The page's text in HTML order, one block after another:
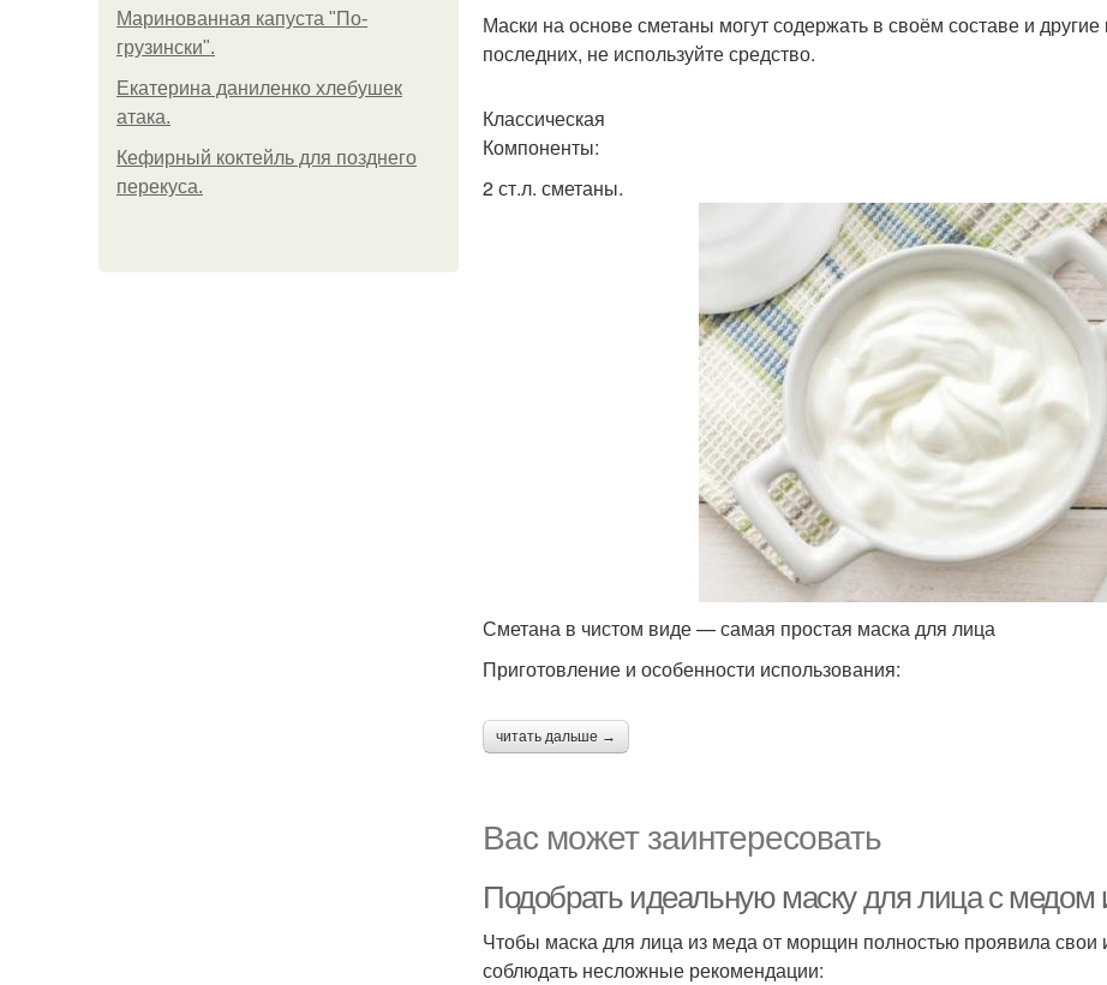
Маринованная капуста "По-
грузински".
Екатерина даниленко хлебушек
атака.
Кефирный коктейль для позднего
перекуса.
Маски на основе сметаны могут содержать в своём составе и
последних, не используйте средство.
Классическая
Компоненты:
2 ст.л. сметаны.
Сметана в чистом виде — самая простая маска для лица
Приготовление и особенности использования:
читать дальше →
Вас может заинтересовать
Подобрать идеальную маску для лица с
Чтобы маска для лица из меда от морщин полностью проявила свои
соблюдать несложные рекомендации: